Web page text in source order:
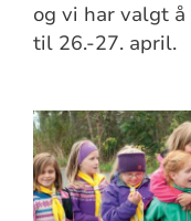
og vi har valgt
til 26.-27. april.